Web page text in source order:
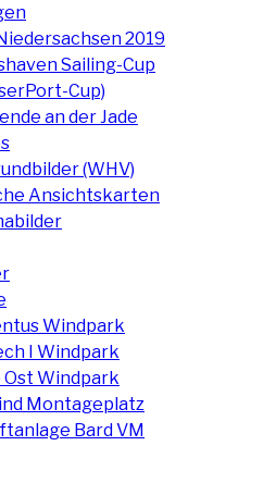
2019
Sailing-Cup
Cup)
an der Jade
(WHV)
Ansichtskarten
Windpark
I Windpark
Ost Windpark
Montageplatz
Bard VM